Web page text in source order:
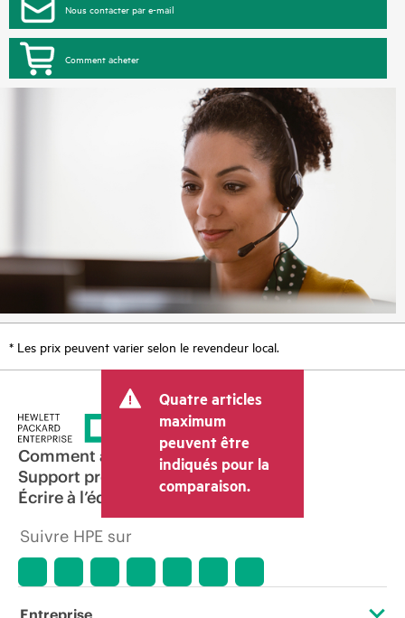
Nous contacter par e-mail
Comment acheter
* Les prix peuvent varier selon le revendeur local.
Quatre articles
maximum
peuvent être
indiqués pour la
comparaison.
Comment acheter
Support produit
Écrire à l’équipe commerciale
Suivre HPE sur
Entreprise